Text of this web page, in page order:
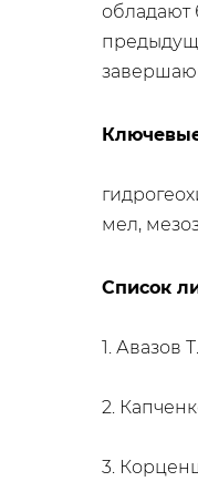
обладают
мел,
Список
1. Авазов
2.
3.